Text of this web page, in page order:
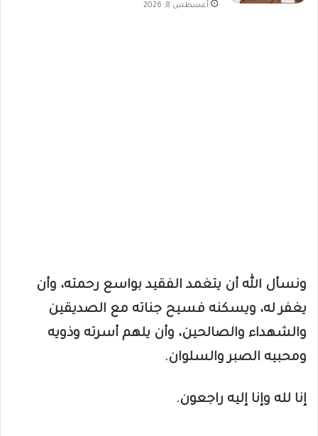
أغسطس 8, 2026
ونسأل الله أن يتغمد الفقيد بواسع رحمته، وأن
يغفر له، ويسكنه فسيح جناته مع الصديقين
والشهداء والصالحين، وأن يلهم أسرته وذويه
ومحبيه الصبر والسلوان.
إنا لله وإنا إليه راجعون.